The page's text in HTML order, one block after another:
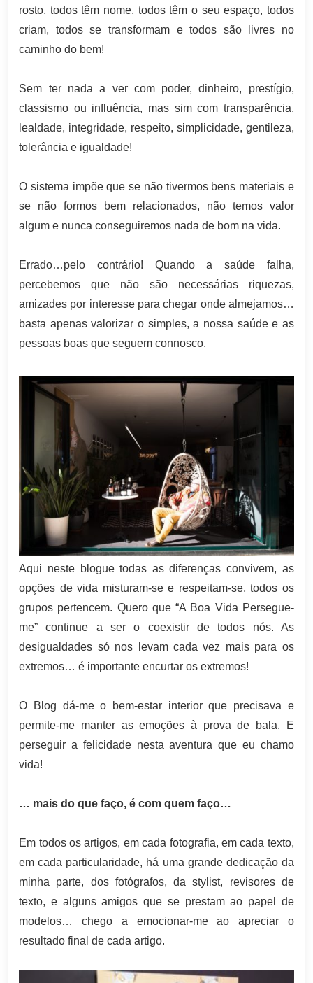
rosto, todos têm nome, todos têm o seu espaço, todos
criam, todos se transformam e todos são livres no
caminho do bem!
Sem ter nada a ver com poder, dinheiro, prestígio,
classismo ou influência, mas sim com transparência,
lealdade, integridade, respeito, simplicidade, gentileza,
tolerância e igualdade!
O sistema impõe que se não tivermos bens materiais e
se não formos bem relacionados, não temos valor
algum e nunca conseguiremos nada de bom na vida.
Errado…pelo contrário! Quando a saúde falha,
percebemos que não são necessárias riquezas,
amizades por interesse para chegar onde almejamos…
basta apenas valorizar o simples, a nossa saúde e as
pessoas boas que seguem connosco.
Aqui neste blogue todas as diferenças convivem, as
opções de vida misturam-se e respeitam-se, todos os
grupos pertencem. Quero que “A Boa Vida Persegue-
me” continue a ser o coexistir de todos nós. As
desigualdades só nos levam cada vez mais para os
extremos… é importante encurtar os extremos!
O Blog dá-me o bem-estar interior que precisava e
permite-me manter as emoções à prova de bala. E
perseguir a felicidade nesta aventura que eu chamo
vida!
… mais do que faço, é com quem faço…
Em todos os artigos, em cada fotografia, em cada texto,
em cada particularidade, há uma grande dedicação da
minha parte, dos fotógrafos, da stylist, revisores de
texto, e alguns amigos que se prestam ao papel de
modelos… chego a emocionar-me ao apreciar o
resultado final de cada artigo.